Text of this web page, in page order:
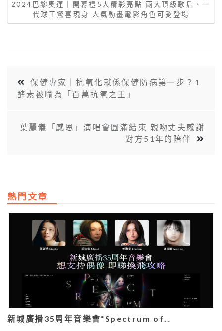
2024巴黎奧運｜開幕禮5大精彩亮點 兩大頂級歌后、一
代球王驚喜現身 人氣動畫電影角色可愛登場
保健專家｜抗氧化就係保健防病第一步？1
酵素被喻為「百萬抗氧之王」
葉麗儀「感恩」演唱會圓滿結束 親吻丈夫感謝
對方51年的陪伴
熱門文章
新城廣播35周年音樂會“Spectrum of…